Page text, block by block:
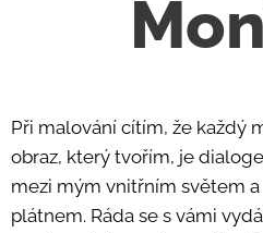
Při malování cítím, že každý
obraz, který tvořím, je
mezi mým vnitřním světem a
plátnem. Ráda se s vámi